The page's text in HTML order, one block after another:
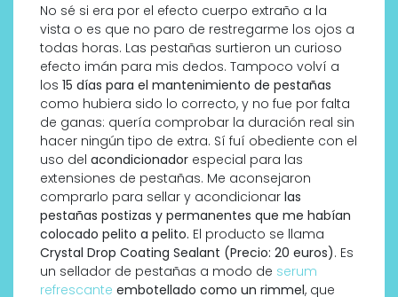
No sé si era por el efecto cuerpo extraño a la
vista o es que no paro de restregarme los ojos a
todas horas. Las pestañas surtieron un curioso
efecto imán para mis dedos. Tampoco volví a
los 15 días para el mantenimiento de pestañas
como hubiera sido lo correcto, y no fue por falta
de ganas: quería comprobar la duración real sin
hacer ningún tipo de extra. Sí fuí obediente con el
uso del acondicionador especial para las
extensiones de pestañas. Me aconsejaron
comprarlo para sellar y acondicionar las
pestañas postizas y permanentes que me habían
colocado pelito a pelito. El producto se llama
Crystal Drop Coating Sealant (Precio: 20 euros). Es
un sellador de pestañas a modo de serum
refrescante embotellado como un rimmel, que